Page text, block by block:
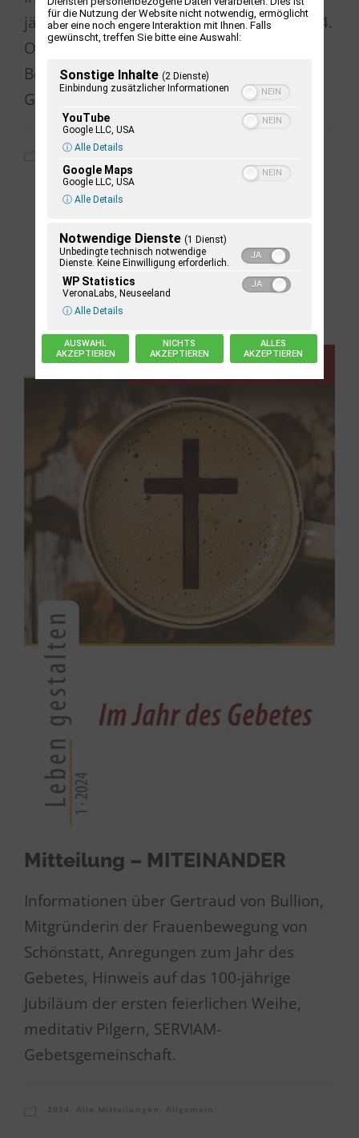
jährlich in der Zeit vom 1. September bis 4.
Oktober begehen, geht es um unsere
Beziehung zur Natur und darum, für die
Gabe der Schöpfung zu danken.
2024, Alle Mitteilungen
Mitteilung – MITEINANDER
Informationen über Gertraud von Bullion,
Mitgründerin der Frauenbewegung von
Schönstatt, Anregungen zum Jahr des
Gebetes, Hinweis auf das 100-jährige
Jubiläum der ersten feierlichen Weihe,
meditativ Pilgern, SERVIAM-
Gebetsgemeinschaft.
für die Nutzung der Website nicht notwendig, ermöglicht
aber eine noch engere Interaktion mit Ihnen. Falls
gewünscht, treffen Sie bitte eine Auswahl:
Sonstige Inhalte (2 Dienste)
Einbindung zusätzlicher Informationen
YouTube
Google LLC, USA
ⓘ Alle Details
Google Maps
Google LLC, USA
ⓘ Alle Details
Notwendige Dienste (1 Dienst)
Unbedingte technisch notwendige
Dienste. Keine Einwilligung erforderlich.
WP Statistics
VeronaLabs, Neuseeland
ⓘ Alle Details
AUSWAHL
AKZEPTIEREN
NICHTS
AKZEPTIEREN
ALLES
AKZEPTIEREN